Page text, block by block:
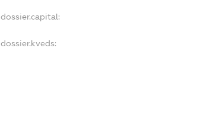
dossier.capital:
dossier.kveds: